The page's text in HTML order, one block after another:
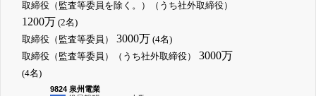
取締役（監査等委員を除く。）（うち社外取締役）
1200万 (2名)
取締役（監査等委員）
3000万 (4名)
取締役（監査等委員）（うち社外取締役）
3000万
(4名)
9824 泉州電業